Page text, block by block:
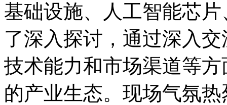
基础设施、人工智能芯
了深入探讨，通过深入
技术能力和市场渠道等
的产业生态。现场气氛